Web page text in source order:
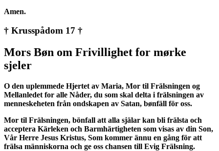
Amen.
† Krusspådom 17 †
Mors Bøn om Frivillighet for mørke
sjeler
O den uplemmede Hjertet av Maria, Mor til Frälsningen og
Mellanledet for alle Nåder, du som skal delta i frälsningen av
menneskeheten från ondskapen av Satan, bønfäll för oss.
Mor til Frälsningen, bönfall att alla själar kan bli frälsta och
acceptera Kärleken och Barmhärtigheten som visas av din Son,
Vår Herre Jesus Kristus, Som kommer ännu en gång för att
frälsa människorna och ge oss chansen till Evig Frälsning.